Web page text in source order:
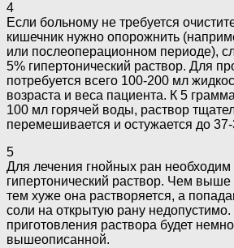
4
Если больному не требуется
кишечник нужно опорожнить
или послеоперационном периоде),
5% гипертонический раствор. Для
потребуется всего 100-200 мл
возраста и веса пациента. К 5
100 мл горячей воды, раствор
перемешивается и остужается до 37-
5
Для лечения гнойных ран необходим
гипертонический раствор. Чем выше
тем хуже она растворяется, а
соли на открытую рану
приготовления раствора будет
вышеописанной.